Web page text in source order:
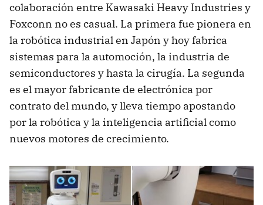
colaboración entre Kawasaki Heavy Industries y
Foxconn no es casual. La primera fue pionera en
la robótica industrial en Japón y hoy fabrica
sistemas para la automoción, la industria de
semiconductores y hasta la cirugía. La segunda
es el mayor fabricante de electrónica por
contrato del mundo, y lleva tiempo apostando
por la robótica y la inteligencia artificial como
nuevos motores de crecimiento.